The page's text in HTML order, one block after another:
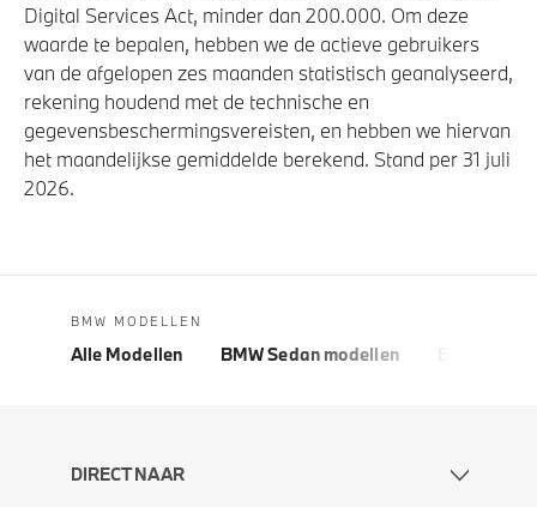
Digital Services Act, minder dan 200.000. Om deze
waarde te bepalen, hebben we de actieve gebruikers
van de afgelopen zes maanden statistisch geanalyseerd,
rekening houdend met de technische en
gegevensbeschermingsvereisten, en hebben we hiervan
het maandelijkse gemiddelde berekend. Stand per 31 juli
2026.
BMW MODELLEN
Alle Modellen BMW Sedan modellen
DIRECT NAAR